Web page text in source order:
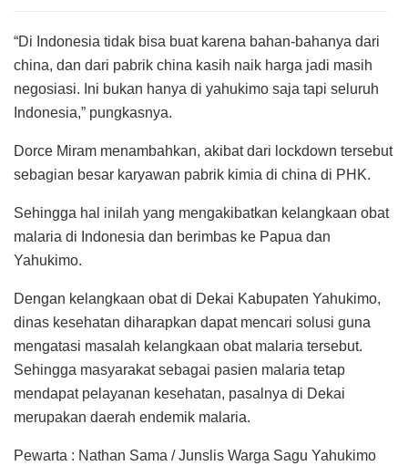
“Di Indonesia tidak bisa buat karena bahan-bahanya dari
china, dan dari pabrik china kasih naik harga jadi masih
negosiasi. Ini bukan hanya di yahukimo saja tapi seluruh
Indonesia,” pungkasnya.
Dorce Miram menambahkan, akibat dari lockdown tersebut
sebagian besar karyawan pabrik kimia di china di PHK.
Sehingga hal inilah yang mengakibatkan kelangkaan obat
malaria di Indonesia dan berimbas ke Papua dan
Yahukimo.
Dengan kelangkaan obat di Dekai Kabupaten Yahukimo,
dinas kesehatan diharapkan dapat mencari solusi guna
mengatasi masalah kelangkaan obat malaria tersebut.
Sehingga masyarakat sebagai pasien malaria tetap
mendapat pelayanan kesehatan, pasalnya di Dekai
merupakan daerah endemik malaria.
Pewarta : Nathan Sama / Junslis Warga Sagu Yahukimo